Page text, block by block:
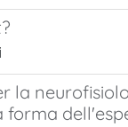
la
forma